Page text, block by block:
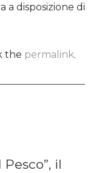
a disposizione di
the permalink.
il